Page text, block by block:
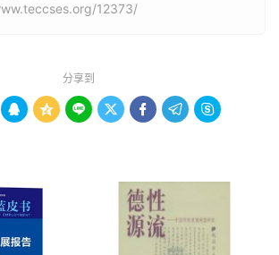
12373/
分享到
      